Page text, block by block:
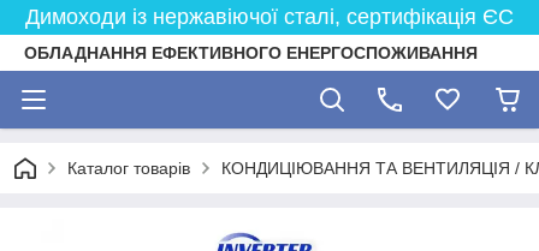
Димоходи із нержавіючої сталі, сертифікація ЄС
ОБЛАДНАННЯ ЕФЕКТИВНОГО ЕНЕРГОСПОЖИВАННЯ
Каталог товарів КОНДИЦІЮВАННЯ ТА ВЕНТИЛЯЦІЯ /